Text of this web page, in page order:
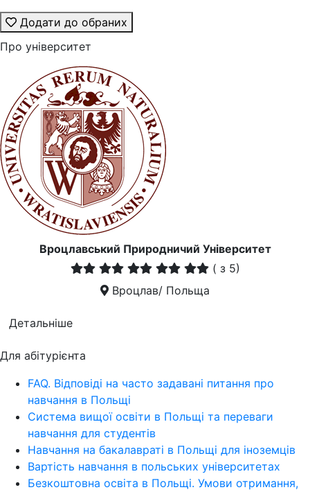
Додати до обраних
Про університет
Вроцлавський Природничий Університет
( з 5)
Вроцлав/ Польща
Детальніше
Для абітурієнта
FAQ. Відповіді на часто задавані питання про
навчання в Польщі
Система вищої освіти в Польщі та переваги
навчання для студентів
Навчання на бакалавраті в Польщі для іноземців
Вартість навчання в польських університетах
Безкоштовна освіта в Польщі. Умови отримання,